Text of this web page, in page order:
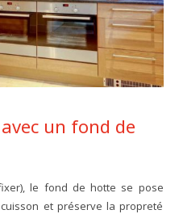
un fond de
le fond de hotte se pose
et préserve la propreté